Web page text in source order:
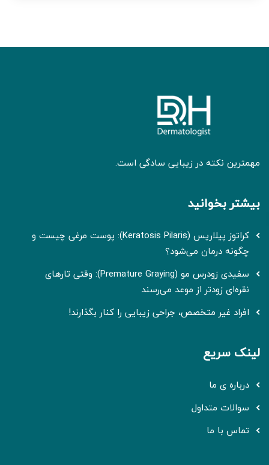
مهمترین نکته در زیبایی سادگی است.
بیشتر بخوانید
کراتوز پیلاریس (Keratosis Pilaris): پوست مرغی چیست و
چگونه درمان می‌شود؟
سفیدی زودرس مو (Premature Graying): وقتی تارهای
نقره‌ای زودتر از موعد می‌رسند
افراد غیر متخصص، جراحی زیبایی را کنار بگذارند!
لینک سریع
درباره ی ما
سوالات متداول
تماس با ما